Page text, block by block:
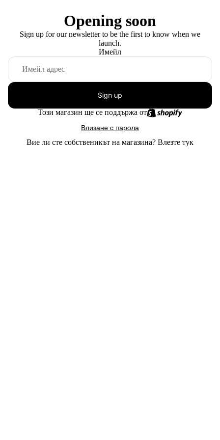
Opening soon
Sign up for our newsletter to be the first to know when we
launch.
Имейл
Sign up
Този магазин ще се поддържа от
Влизане с парола
Вие ли сте собственикът на магазина? Влезте тук